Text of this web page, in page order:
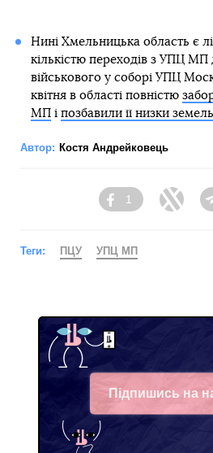
Нині Хмельницька область є
кількістю переходів з УПЦ
військового у соборі УПЦ
квітня в області повністю
МПі позбавили її низки
Автор: Костя Андрейковець
Facebook
1
Теги: ПЦУ УПЦ МП
Підпишись на
Facebook